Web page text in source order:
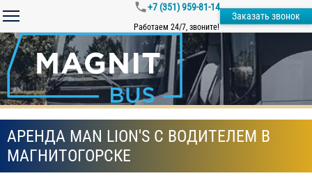
+7 (351) 959-81-14
Работаем 24/7, звоните!
Заказать звонок
АРЕНДА MAN LION'S С ВОДИТЕЛЕМ В
МАГНИТОГОРСКЕ